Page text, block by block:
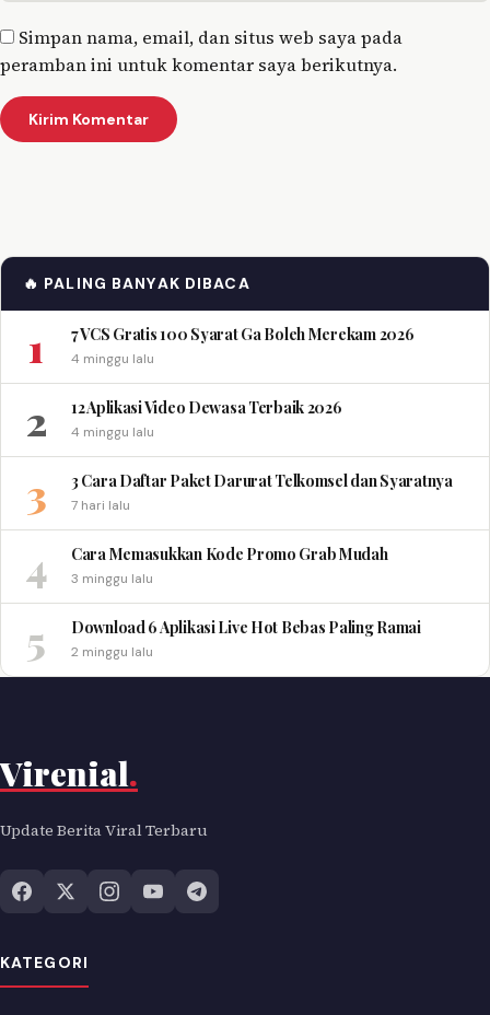
Simpan nama, email, dan situs web saya pada
peramban ini untuk komentar saya berikutnya.
🔥 PALING BANYAK DIBACA
1 7 VCS Gratis 100 Syarat Ga Boleh Merekam 2026
4 minggu lalu
2 12 Aplikasi Video Dewasa Terbaik 2026
4 minggu lalu
3 3 Cara Daftar Paket Darurat Telkomsel dan Syaratnya
7 hari lalu
4 Cara Memasukkan Kode Promo Grab Mudah
3 minggu lalu
5 Download 6 Aplikasi Live Hot Bebas Paling Ramai
2 minggu lalu
Virenial.
Update Berita Viral Terbaru
KATEGORI